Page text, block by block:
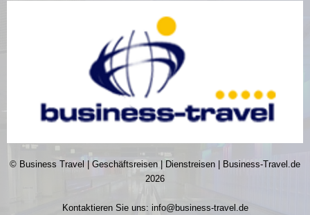
© Business Travel | Geschäftsreisen | Dienstreisen | Business-Travel.de
2026
Kontaktieren Sie uns: info@business-travel.de